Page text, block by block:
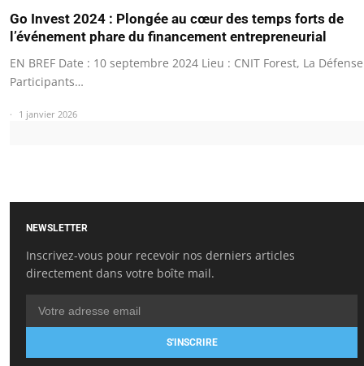
Go Invest 2024 : Plongée au cœur des temps forts de
l’événement phare du financement entrepreneurial
EN BREF Date : 10 septembre 2024 Lieu : CNIT Forest, La Défense
Participants…
1 janvier 2026
NEWSLETTER
Inscrivez-vous pour recevoir nos derniers articles
directement dans votre boîte mail.
S'INSCRIRE